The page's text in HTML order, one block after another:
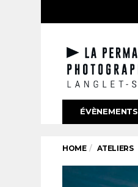
ÉVÈNEMENTS
HOME ATELIERS